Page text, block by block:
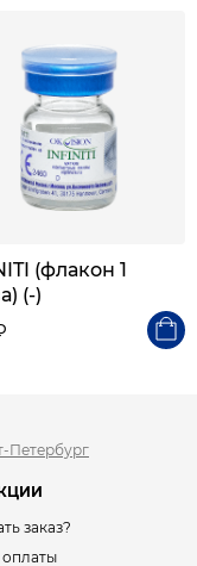
(флакон 1
(-)
Петербург
заказ?